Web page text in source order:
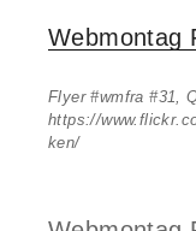
Webmontag
Flyer #wmfra #31,
https://
ken/